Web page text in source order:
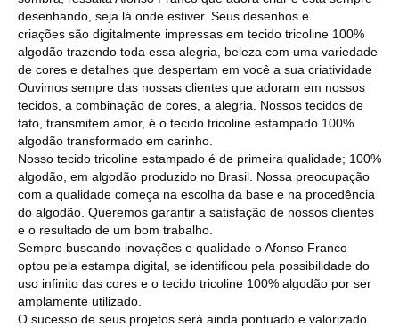
desenhando, seja lá onde estiver. Seus desenhos e
criações são digitalmente impressas em tecido tricoline 100%
algodão trazendo toda essa alegria, beleza com uma variedade
de cores e detalhes que despertam em você a sua criatividade
Ouvimos sempre das nossas clientes que adoram em nossos
tecidos, a combinação de cores, a alegria. Nossos tecidos de
fato, transmitem amor, é o tecido tricoline estampado 100%
algodão transformado em carinho.
Nosso tecido tricoline estampado é de primeira qualidade; 100%
algodão, em algodão produzido no Brasil. Nossa preocupação
com a qualidade começa na escolha da base e na procedência
do algodão. Queremos garantir a satisfação de nossos clientes
e o resultado de um bom trabalho.
Sempre buscando inovações e qualidade o Afonso Franco
optou pela estampa digital, se identificou pela possibilidade do
uso infinito das cores e o tecido tricoline 100% algodão por ser
amplamente utilizado.
O sucesso de seus projetos será ainda pontuado e valorizado